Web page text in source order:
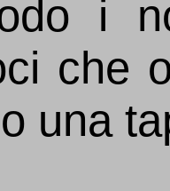
i
che
una